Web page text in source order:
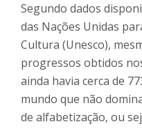
Segundo dados
das Nações Unidas
Cultura (Unesco),
progressos obtidos
ainda havia cerca de
mundo que não
de alfabetização, ou